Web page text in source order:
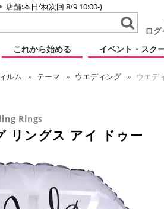
店舗:本日休(次回 8/9 10:00-)
ロ
これから始める イベント・スク
ルム テーマ ウエディング ウエデ
Rings
リングス アイ ドゥー